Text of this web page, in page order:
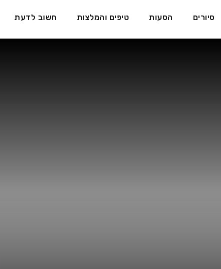
סיורים הסעות טיפים והמלצות חשוב לדעת